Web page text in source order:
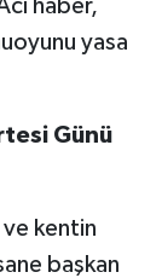
haber,
yasa
Günü
ve kentin
başkan